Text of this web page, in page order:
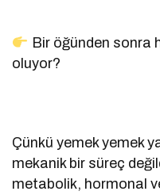
Bir öğünden sonra
oluyor?
Çünkü yemek yemek
mekanik bir süreç
metabolik, hormonal